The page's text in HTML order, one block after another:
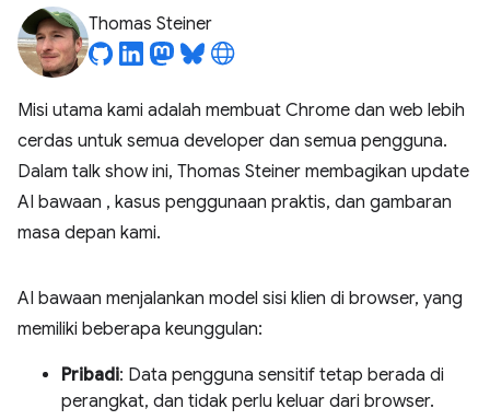
Thomas Steiner
Misi utama kami adalah membuat Chrome dan web lebih
cerdas untuk semua developer dan semua pengguna.
Dalam talk show ini, Thomas Steiner membagikan update
AI bawaan , kasus penggunaan praktis, dan gambaran
masa depan kami.
AI bawaan menjalankan model sisi klien di browser, yang
memiliki beberapa keunggulan:
Pribadi: Data pengguna sensitif tetap berada di
perangkat, dan tidak perlu keluar dari browser.